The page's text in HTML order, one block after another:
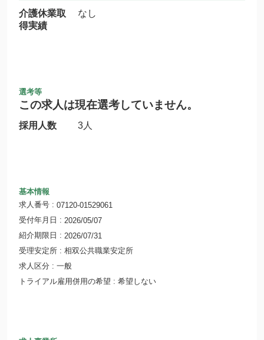
介護休業取
得実績
なし
選考等
この求人は現在選考していません。
採用人数 3人
基本情報
求人番号
07120-01529061
受付年月日
2026/05/07
紹介期限日
2026/07/31
受理安定所
相双公共職業安定所
求人区分
一般
トライアル雇用併用の希望
希望しない